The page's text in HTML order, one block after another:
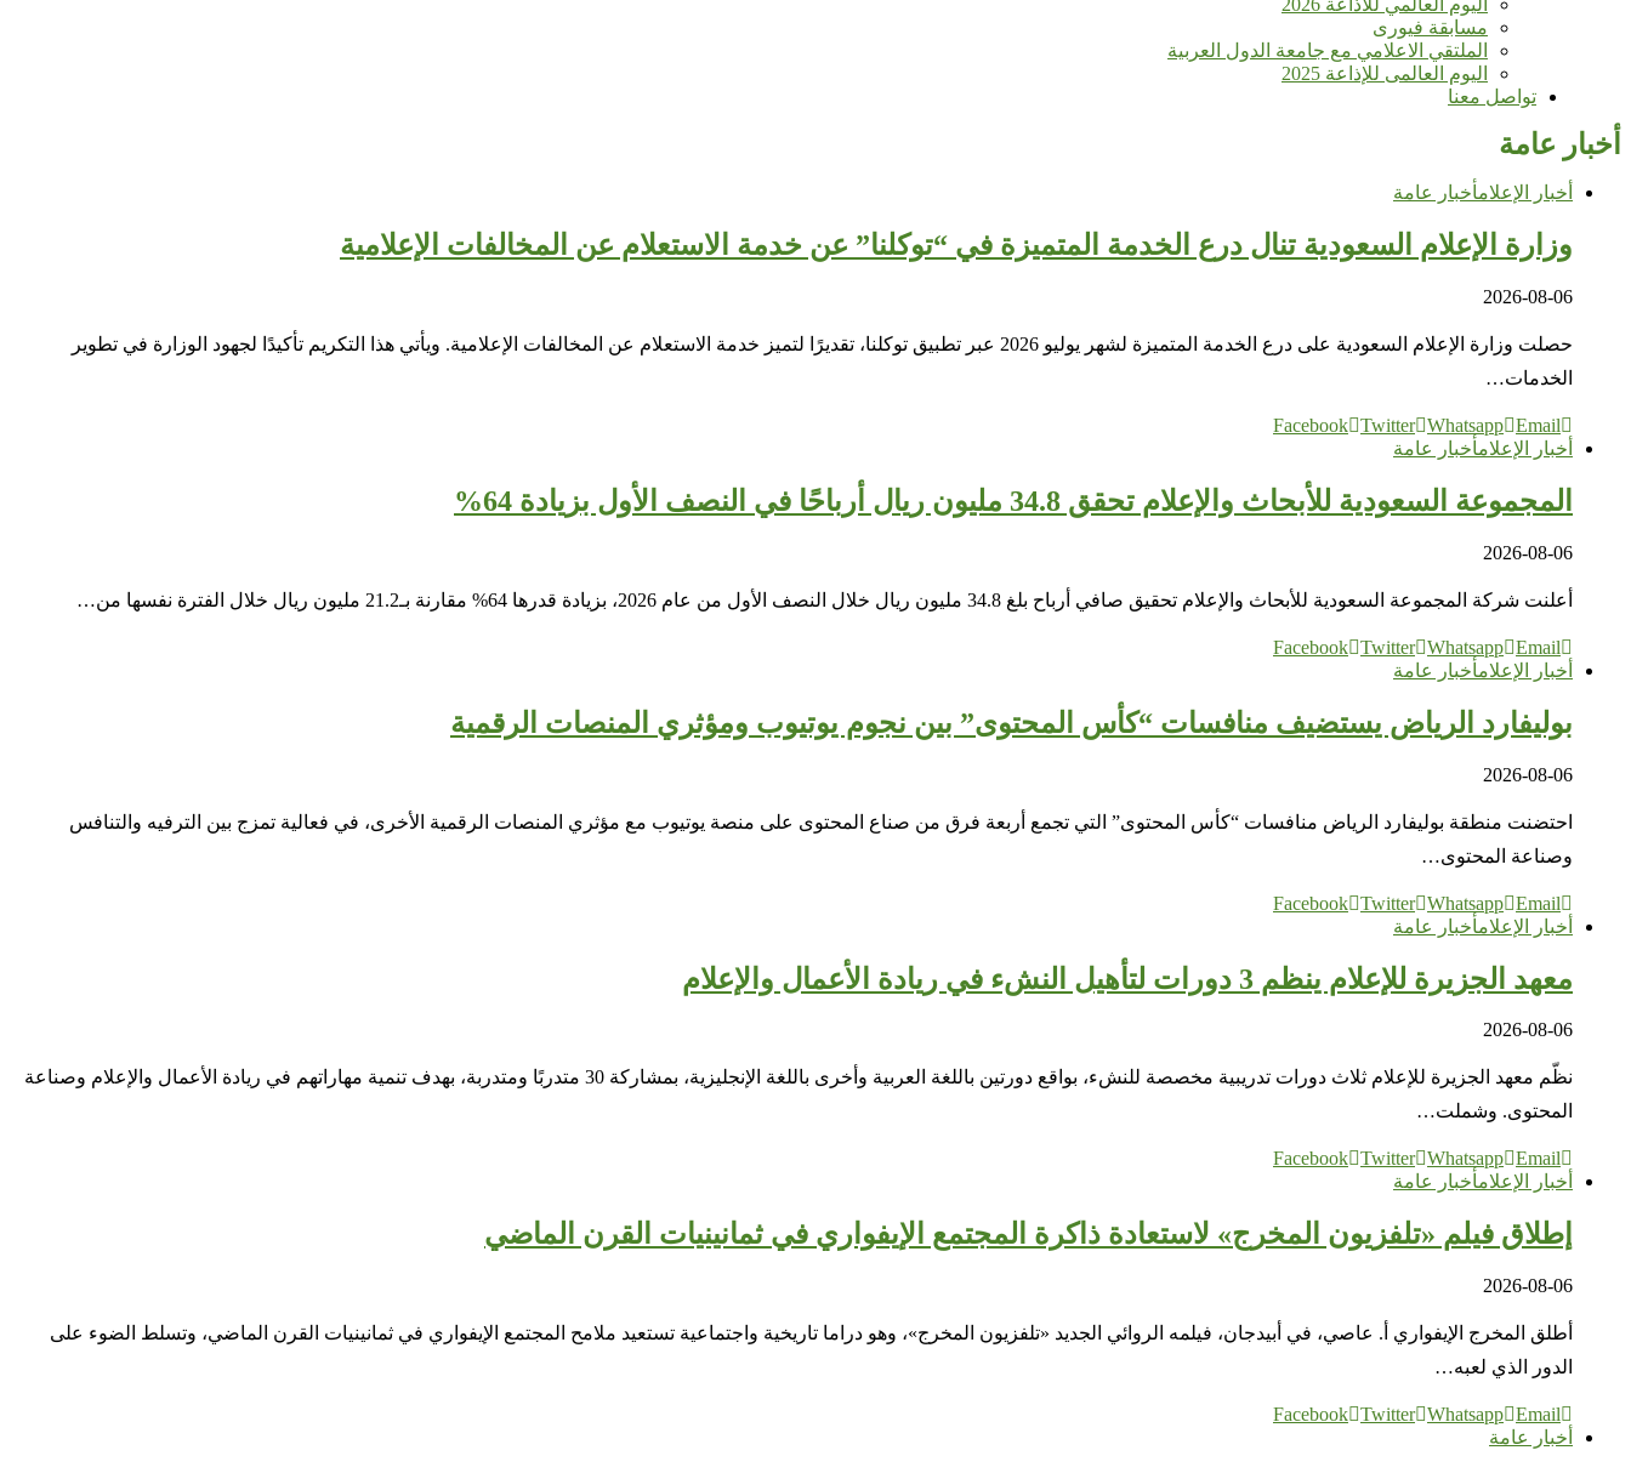
اليوم العالمي للأذاعة 2026
مسابقة فيورى
الملتقي الاعلامي مع جامعة الدول العربية
اليوم العالمى للإذاعة 2025
تواصل معنا
أخبار عامة
أخبار الإعلامأخبار عامة
وزارة الإعلام السعودية تنال درع الخدمة المتميزة في “توكلنا” عن خدمة الاستعلام عن المخالفات الإعلامية
2026-08-06
حصلت وزارة الإعلام السعودية على درع الخدمة المتميزة لشهر يوليو 2026 عبر تطبيق توكلنا، تقديرًا لتميز خدمة الاستعلام عن المخالفات الإعلامية. ويأتي هذا التكريم تأكيدًا لجهود الوزارة في تطوير
الخدمات…
Facebook Twitter Whatsapp Email
أخبار الإعلامأخبار عامة
المجموعة السعودية للأبحاث والإعلام تحقق 34.8 مليون ريال أرباحًا في النصف الأول بزيادة 64%
2026-08-06
أعلنت شركة المجموعة السعودية للأبحاث والإعلام تحقيق صافي أرباح بلغ 34.8 مليون ريال خلال النصف الأول من عام 2026، بزيادة قدرها 64% مقارنة بـ21.2 مليون ريال خلال الفترة نفسها من…
Facebook Twitter Whatsapp Email
أخبار الإعلامأخبار عامة
بوليفارد الرياض يستضيف منافسات “كأس المحتوى” بين نجوم يوتيوب ومؤثري المنصات الرقمية
2026-08-06
احتضنت منطقة بوليفارد الرياض منافسات “كأس المحتوى” التي تجمع أربعة فرق من صناع المحتوى على منصة يوتيوب مع مؤثري المنصات الرقمية الأخرى، في فعالية تمزج بين الترفيه والتنافس
وصناعة المحتوى…
Facebook Twitter Whatsapp Email
أخبار الإعلامأخبار عامة
معهد الجزيرة للإعلام ينظم 3 دورات لتأهيل النشء في ريادة الأعمال والإعلام
2026-08-06
نظّم معهد الجزيرة للإعلام ثلاث دورات تدريبية مخصصة للنشء، بواقع دورتين باللغة العربية وأخرى باللغة الإنجليزية، بمشاركة 30 متدربًا ومتدربة، بهدف تنمية مهاراتهم في ريادة الأعمال والإعلام وصناعة
المحتوى. وشملت…
Facebook Twitter Whatsapp Email
أخبار الإعلامأخبار عامة
إطلاق فيلم «تلفزيون المخرج» لاستعادة ذاكرة المجتمع الإيفواري في ثمانينيات القرن الماضي
2026-08-06
أطلق المخرج الإيفواري أ. عاصي، في أبيدجان، فيلمه الروائي الجديد «تلفزيون المخرج»، وهو دراما تاريخية واجتماعية تستعيد ملامح المجتمع الإيفواري في ثمانينيات القرن الماضي، وتسلط الضوء على
الدور الذي لعبه…
Facebook Twitter Whatsapp Email
أخبار عامة